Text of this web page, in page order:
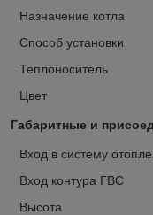
Назначение котла
Способ установки
Теплоноситель
Цвет
Габаритные и
Вход в систему
Вход контура ГВС
Высота